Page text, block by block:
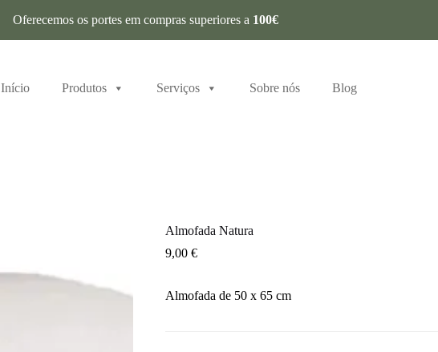
Oferecemos os portes em compras superiores a 100€
Início Produtos Serviços Sobre nós Blog
Almofada Natura
9,00 €
Almofada de 50 x 65 cm